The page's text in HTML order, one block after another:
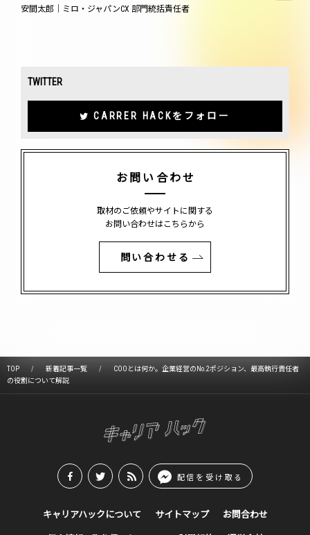
安間太郎｜ミロ・ジャパンCX 部門統括責任者
TWITTER
CARRER HACKをフォロー
お問い合わせ
取材のご依頼やサイトに関する
お問い合わせはこちらから
問い合わせる
TOP 新着記事一覧
COOとは何か。企業経営のNo.2ポジション、最高執行責任者
の役割について解説
配信を受け取る
キャリアハックについて サイトマップ お問合わせ